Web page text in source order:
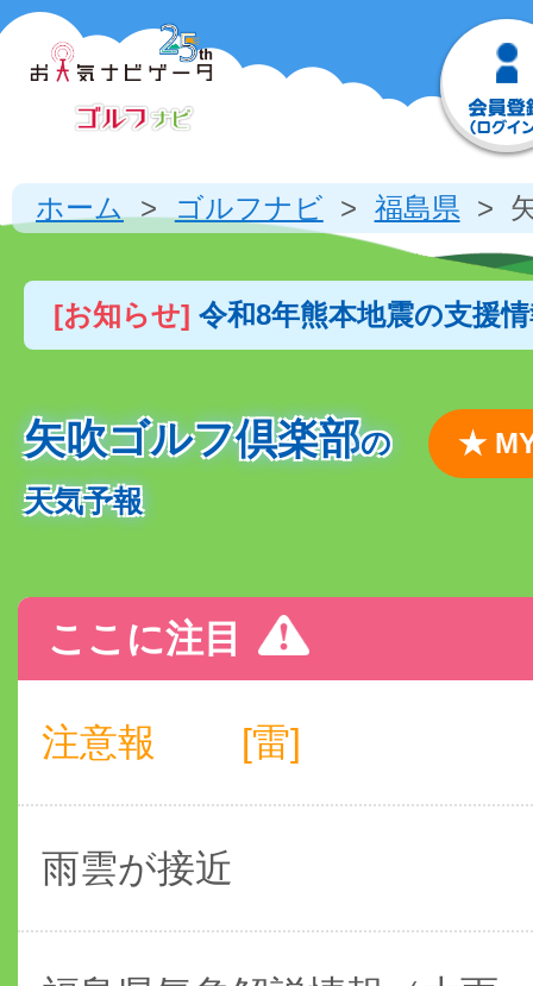
ホーム ゴルフナビ 福島県
[お知らせ] 令和8年熊本地震の支援
矢吹ゴルフ倶楽部の
天気予報
★
ここに注目
注意報 [雷]
雨雲が接近